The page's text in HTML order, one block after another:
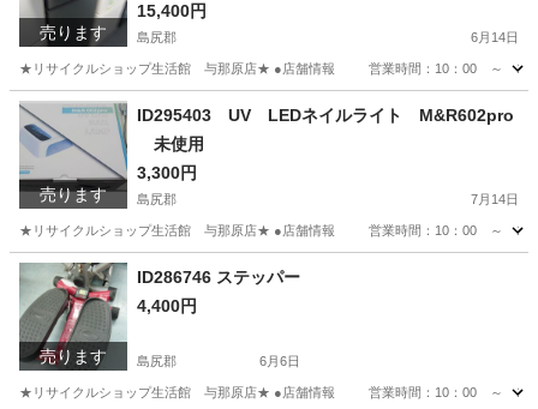
売ります
15,400円
島尻郡 6月14日
★リサイクルショップ生活館 与那原店★ ●店舗情報 営業時間：10：00 ～ 19
沖縄 島尻郡
売ります
ID295403 UV LEDネイルライト M&R602pro
未使用
3,300円
島尻郡 7月14日
★リサイクルショップ生活館 与那原店★ ●店舗情報 営業時間：10：00 ～ 19
沖縄 島尻郡 ネイルライト
売ります
ID286746 ステッパー
4,400円
島尻郡 6月6日
★リサイクルショップ生活館 与那原店★ ●店舗情報 営業時間：10：00 ～ 19